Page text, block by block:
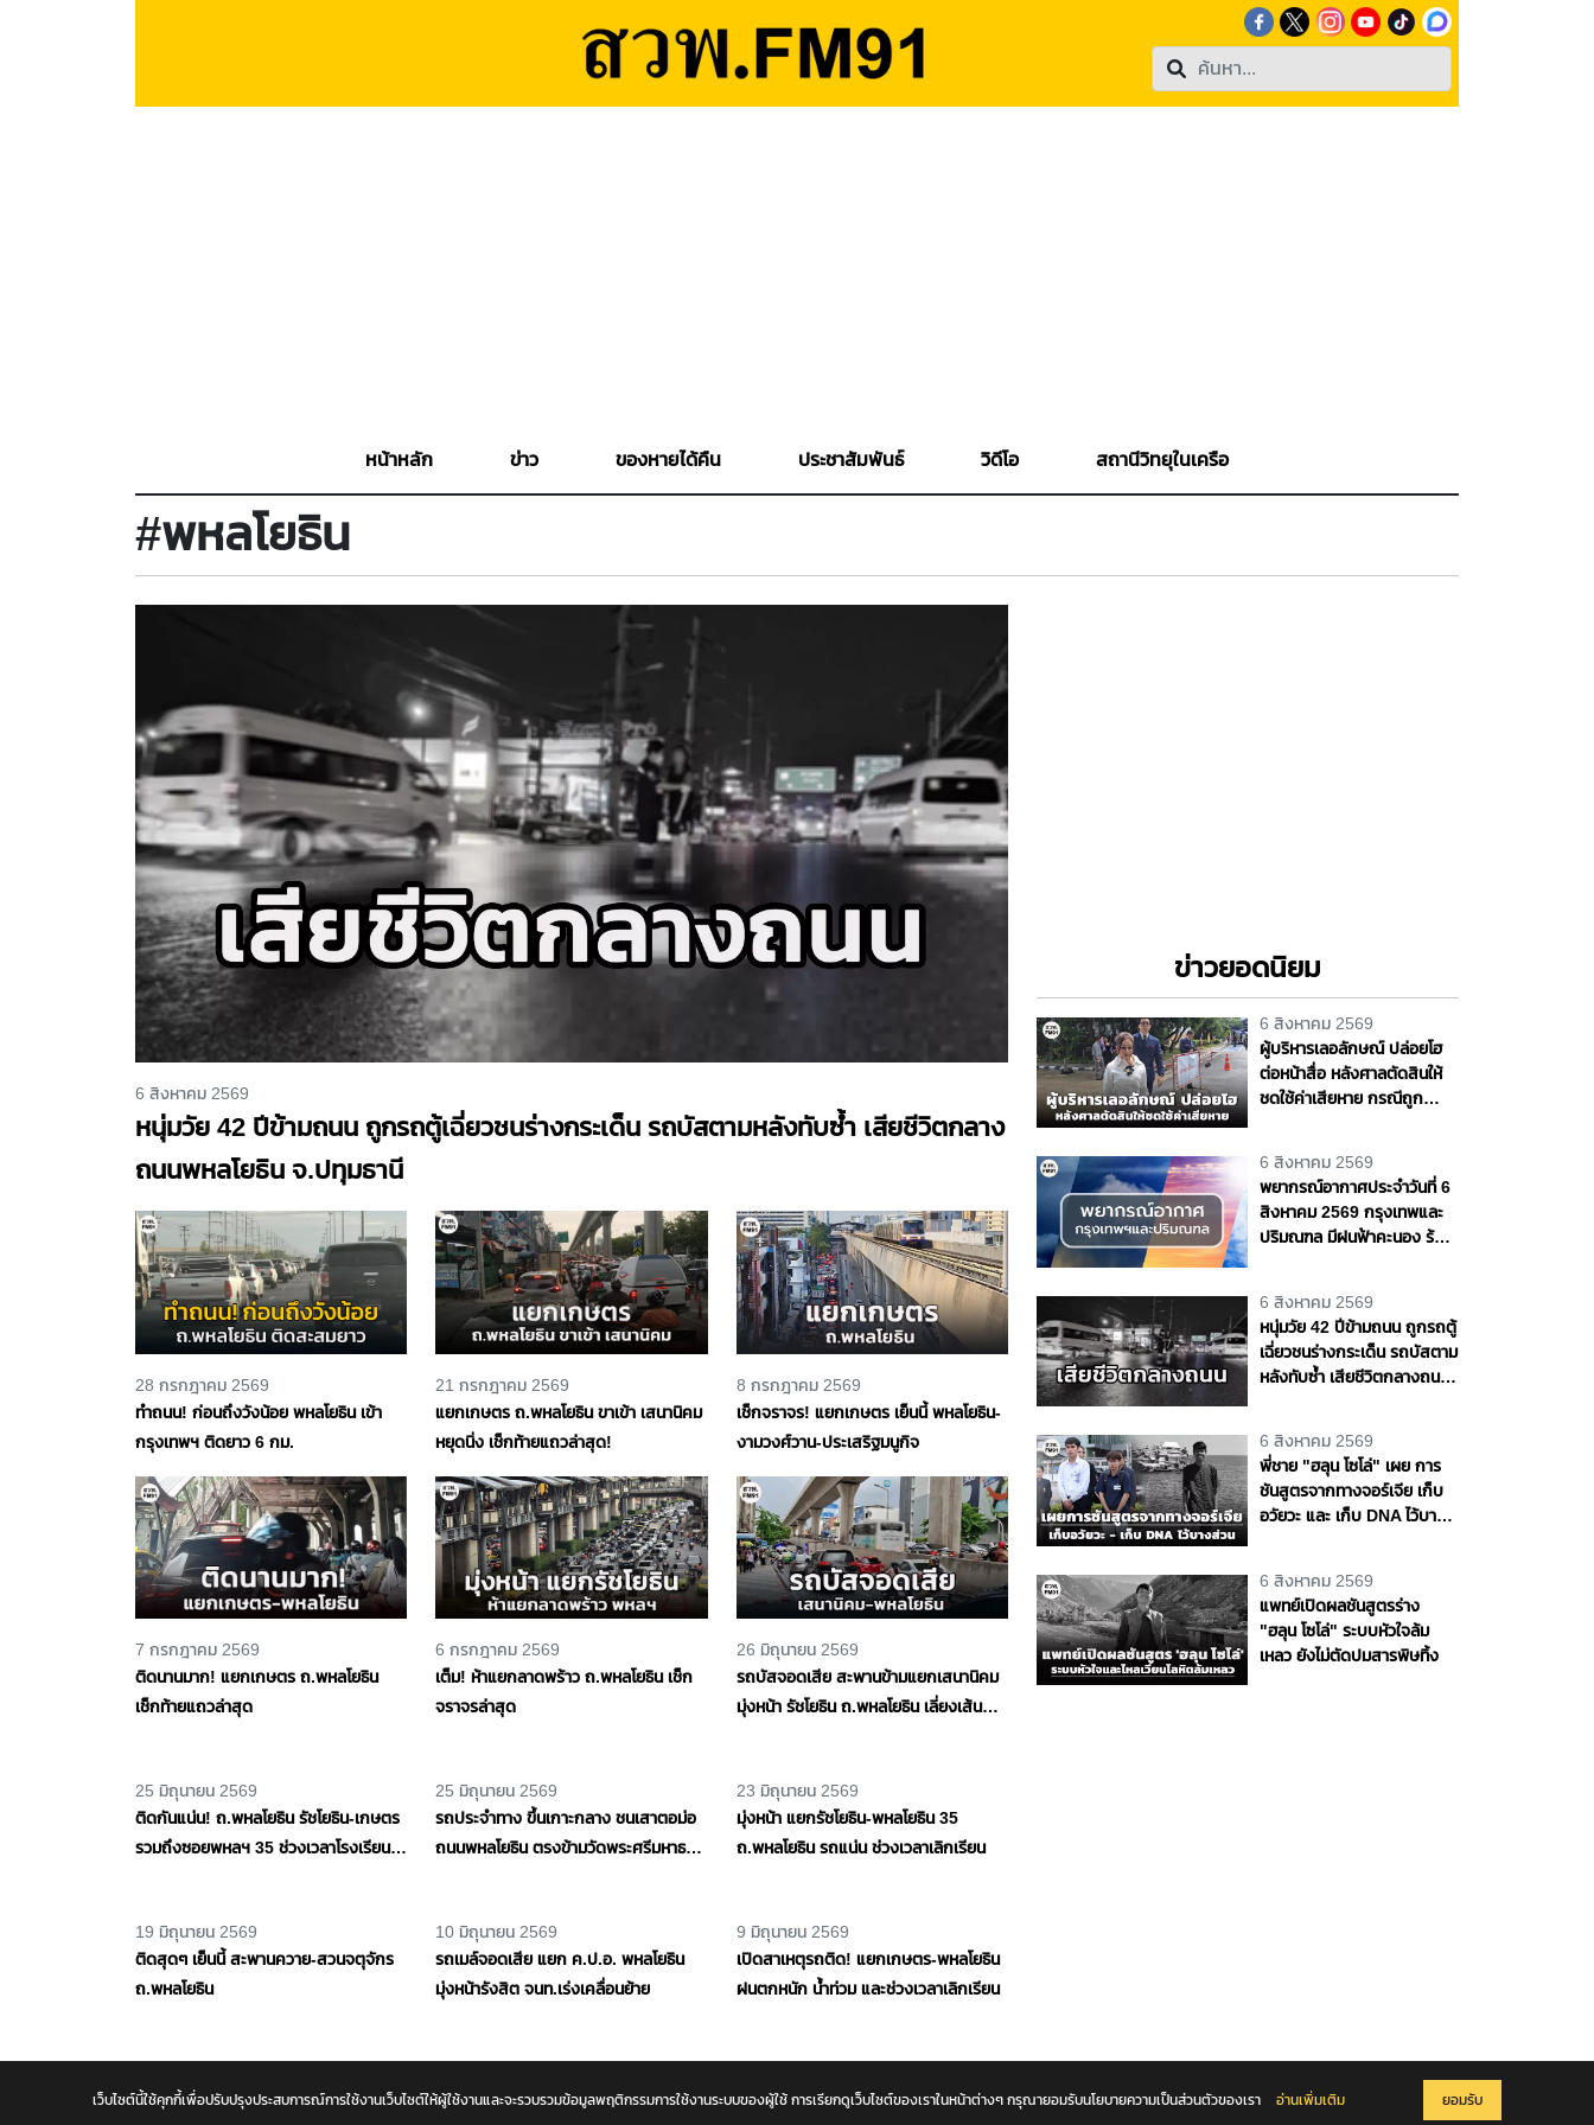
หน้าหลัก ข่าว ของหายได้คืน ประชาสัมพันธ์ วิดีโอ สถานีวิทยุในเครือ
#พหลโยธิน
6 สิงหาคม 2569
หนุ่มวัย 42 ปีข้ามถนน ถูกรถตู้เฉี่ยวชนร่างกระเด็น รถบัสตามหลังทับซ้ำ เสียชีวิตกลาง
ถนนพหลโยธิน จ.ปทุมธานี
28 กรกฎาคม 2569
ทำถนน! ก่อนถึงวังน้อย พหลโยธิน เข้า
กรุงเทพฯ ติดยาว 6 กม.
21 กรกฎาคม 2569
แยกเกษตร ถ.พหลโยธิน ขาเข้า เสนานิคม
หยุดนิ่ง เช็กท้ายแถวล่าสุด!
8 กรกฎาคม 2569
เช็กจราจร! แยกเกษตร เย็นนี้ พหลโยธิน-
งามวงศ์วาน-ประเสริฐมนูกิจ
7 กรกฎาคม 2569
ติดนานมาก! แยกเกษตร ถ.พหลโยธิน
เช็กท้ายแถวล่าสุด
6 กรกฎาคม 2569
เต็ม! ห้าแยกลาดพร้าว ถ.พหลโยธิน เช็ก
จราจรล่าสุด
26 มิถุนายน 2569
รถบัสจอดเสีย สะพานข้ามแยกเสนานิคม
มุ่งหน้า รัชโยธิน ถ.พหลโยธิน เลี่ยงเส้น
ติดกันแน่น! ถ.พหลโยธิน รัชโยธิน-เกษตร
รวมถึงซอยพหลฯ 35 ช่วงเวลาโรงเรียน
เลิก
รถประจำทาง ขึ้นเกาะกลาง ชนเสาตอม่อ
ถนนพหลโยธิน ตรงข้ามวัดพระศรีมหาธาตุ
บางเขน อาสากู้ภัยเร่งช่วยเหลือผู้บาดเจ็บ
มุ่งหน้า แยกรัชโยธิน-พหลโยธิน 35
ถ.พหลโยธิน รถแน่น ช่วงเวลาเลิกเรียน
ข่าวยอดนิยม
6 สิงหาคม 2569
ผู้บริหารเลอลักษณ์ ปล่อยโฮ
ต่อหน้าสื่อ หลังศาลตัดสินให้
ชดใช้ค่าเสียหาย กรณีถูก
6 สิงหาคม 2569
พยากรณ์อากาศประจำวันที่ 6
สิงหาคม 2569 กรุงเทพและ
ปริมณฑล มีฝนฟ้าคะนอง ร้อย
6 สิงหาคม 2569
หนุ่มวัย 42 ปีข้ามถนน ถูกรถตู้
เฉี่ยวชนร่างกระเด็น รถบัสตาม
หลังทับซ้ำ เสียชีวิตกลางถนน
6 สิงหาคม 2569
พี่ชาย "ฮลุน โซโล่" เผย การ
ชันสูตรจากทางจอร์เจีย เก็บ
อวัยวะ และ เก็บ DNA ไว้บาง
6 สิงหาคม 2569
แพทย์เปิดผลชันสูตรร่าง
"ฮลุน โซโล่" ระบบหัวใจล้ม
เหลว ยังไม่ตัดปมสารพิษทิ้ง
เว็บไซต์นี้ใช้คุกกี้เพื่อปรับปรุงประสบการณ์การใช้งานเว็บไซต์ให้ผู้ใช้งานและจะรวบรวมข้อมูลพฤติกรรมการใช้งานระบบของผู้ใช้ การเรียกดูเว็บไซต์ของเราในหน้าต่างๆ กรุณายอมรับนโยบายความเป็นส่วนตัวของเรา อ่านเพิ่มเติม ยอมรับ